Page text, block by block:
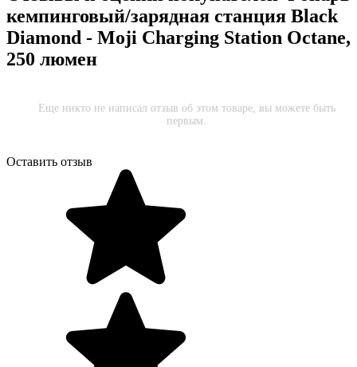
кемпинговый/зарядная станция Black
Diamond - Moji Charging Station Octane,
250 люмен
Еще никто не написал отзыв об этом товаре, вы можете быть
первым.
Оставить отзыв